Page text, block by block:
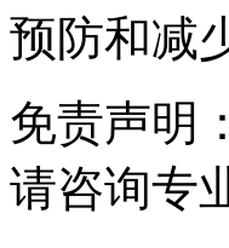
预防和减
免责声明
请咨询专